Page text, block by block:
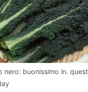
nero: buonissimo in.